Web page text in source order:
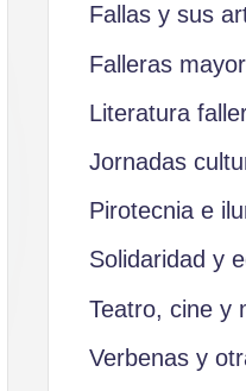
Fallas y sus
Falleras
Literatura
Jornadas
Pirotecnia e
Solidaridad y
Teatro, cine y
Verbenas y